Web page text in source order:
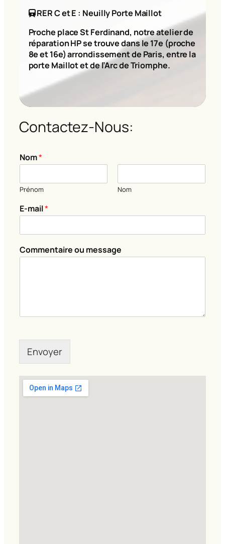
RER C et E : Neuilly Porte Maillot
Proche place St Ferdinand, notre atelier de
réparation HP se trouve dans le 17e (proche
8e et 16e) arrondissement de Paris, entre la
porte Maillot et de l’Arc de Triomphe.
Contactez-Nous:
N
o
E
-
a
l
Nom*
Prénom Nom
E-mail*
Commentaire ou message
Envoyer